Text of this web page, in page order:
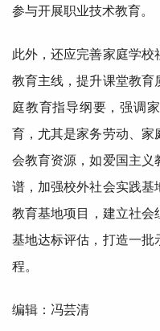
参与开展职业技术教育。
此外，还应完善家庭学
教育主线，提升课堂教
庭教育指导纲要，强调
育，尤其是家务劳动、
会教育资源，如爱国主义
谱，加强校外社会实践基
教育基地项目，建立社会
基地达标评估，打造一批
程。
编辑：冯芸清